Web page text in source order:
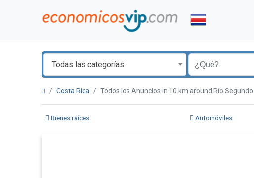
Todas las categorías
Costa Rica Todos los Anuncios in 10 km around Río Segundo
Bienes raíces Automóviles